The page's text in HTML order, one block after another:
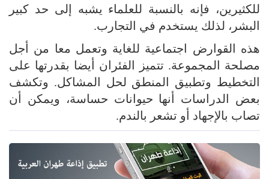
للكثيرين، فإنه بالنسبة للعلماء يشبه إلى حد كبير
البشر، لذلك يستخدم في التجارب.
هذه القوارض اجتماعية للغاية وتعمل معا من أجل
مصلحة المجموعة. تتميز الفئران أيضا بقدرتها على
التخطيط وتطبيق المنطق لحل المشاكل. وتكشف
بعض الدراسات أنها حيوانات حساسة، ويمكن أن
تصاب بالإجهاد أو تشعر بالندم.